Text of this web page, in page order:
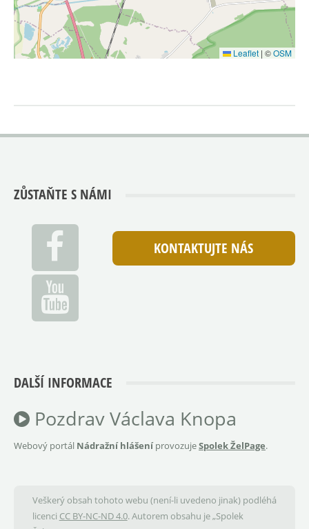
Leaflet | ©OSM
ZŮSTAŇTE S NÁMI
KONTAKTUJTE NÁS
DALŠÍ INFORMACE
Pozdrav Václava Knopa
Webový portál Nádražní hlášeníprovozujeSpolek ŽelPage.
Veškerý obsah tohoto webu (není-li uvedeno jinak) podléhá
licenci CC BY-NC-ND 4.0. Autorem obsahu je „Spolek